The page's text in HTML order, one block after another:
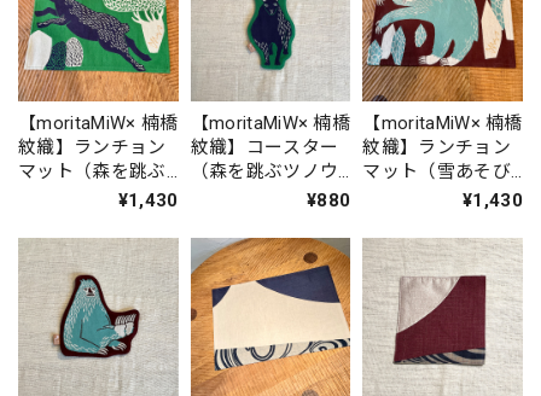
【moritaMiW× 楠橋
紋織】ランチョン
マット（森を跳ぶ
ツノウサギ）¥1,430
【moritaMiW× 楠橋
紋織】コースター
（森を跳ぶツノウ
¥880
【moritaMiW× 楠橋
紋織】ランチョン
マット（雪あそび
¥1,430